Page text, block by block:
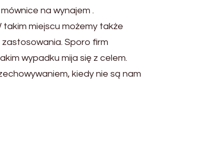
na wynajem .
miejscu możemy także
Sporo firm
wypadku mija się z celem.
kiedy nie są nam